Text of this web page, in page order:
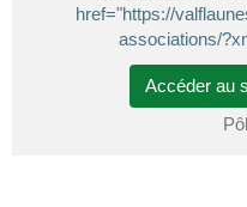
href="https://
associations/
Accéder au